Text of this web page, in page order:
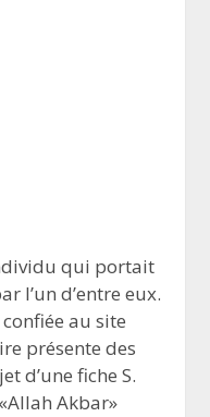
qui portait
l’un d’entre eux.
au site
présente des
d’une fiche S.
Akbar»